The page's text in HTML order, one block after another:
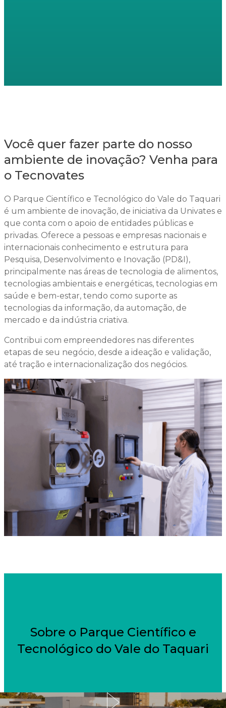
Você quer fazer parte do nosso
ambiente de inovação? Venha para
o Tecnovates
O Parque Científico e Tecnológico do Vale do Taquari
é um ambiente de inovação, de iniciativa da Univates e
que conta com o apoio de entidades públicas e
privadas. Oferece a pessoas e empresas nacionais e
internacionais conhecimento e estrutura para
Pesquisa, Desenvolvimento e Inovação (PD&I),
principalmente nas áreas de tecnologia de alimentos,
tecnologias ambientais e energéticas, tecnologias em
saúde e bem-estar, tendo como suporte as
tecnologias da informação, da automação, de
mercado e da indústria criativa.
Contribui com empreendedores nas diferentes
etapas de seu negócio, desde a ideação e validação,
até tração e internacionalização dos negócios.
Sobre o Parque Científico e
Tecnológico do Vale do Taquari